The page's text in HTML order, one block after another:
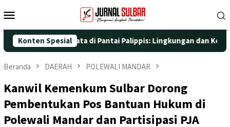
ke
Mobile
Konten Spesial
Aksi Nyata di Pantai Palippis: Lingkungan dan Kesehatan Jadi
Beranda DAERAH POLEWALI MANDAR
Kanwil Kemenkum Sulbar Dorong
Pembentukan Pos Bantuan Hukum di
Polewali Mandar dan Partisipasi PJA